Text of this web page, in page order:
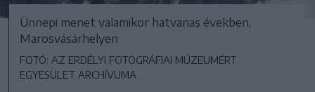
Ünnepi menet valamikor hatvanas években,
Marosvásárhelyen
FOTÓ: AZ ERDÉLYI FOTOGRÁFIAI MÚZEUMÉRT
EGYESÜLET ARCHÍVUMA